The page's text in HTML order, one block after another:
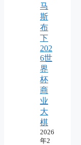
马
斯
布
下
202
6世
界
杯
商
业
大
棋
2026
年2